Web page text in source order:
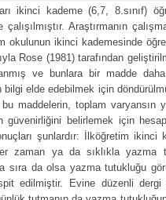
ikinci kademe (6,7, 8.sınıf)
Araştırmanın
okulunun ikinci kademesinde
Rose (1981) tarafından
ve bunlara bir madde
elde edebilmek için
maddelerin, toplam varyansın
belirlemek için
şunlardır: İlköğretim ikinci
zaman ya da sıklıkla yazma
sıra da olsa yazma tutukluğu
edilmiştir. Evine düzenli